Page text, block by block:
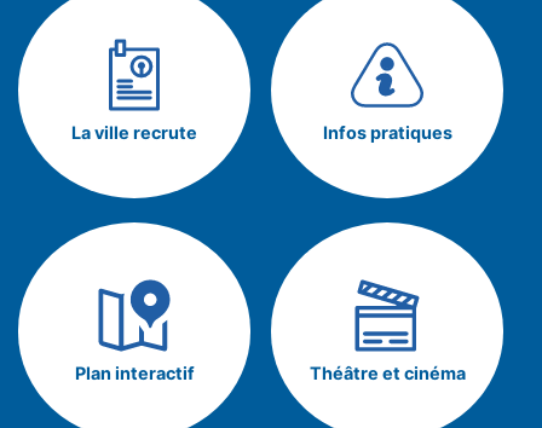
La ville recrute Infos pratiques
Plan interactif Théâtre et cinéma